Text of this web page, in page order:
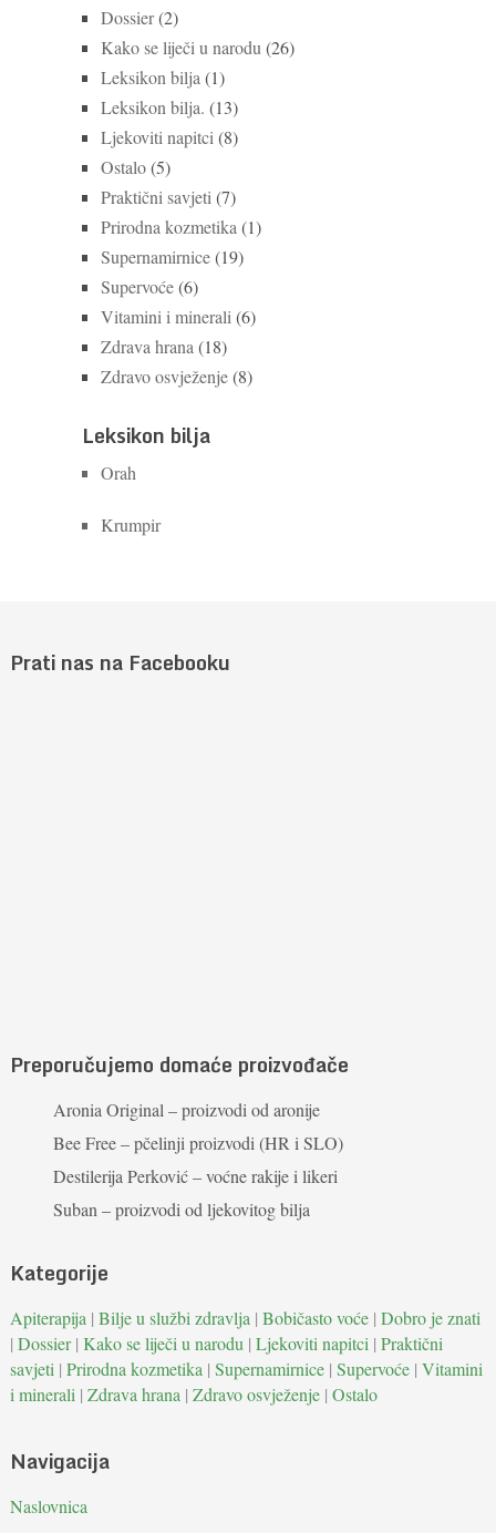
Dossier(2)
Kako se liječi u narodu (26)
Leksikon bilja (1)
Leksikon bilja. (13)
Ljekoviti napitci (8)
Ostalo(5)
Praktični savjeti (7)
Prirodna kozmetika (1)
Supernamirnice(19)
Supervoće(6)
Vitamini i minerali (6)
Zdrava hrana (18)
Zdravo osvježenje(8)
Leksikon bilja
Orah
Krumpir
Prati nas na Facebooku
Preporučujemo domaće proizvođače
Aronia Original – proizvodi od aronije
Bee Free – pčelinji proizvodi (HR i SLO)
Destilerija Perković – voćne rakije i likeri
Suban – proizvodi od ljekovitog bilja
Kategorije
Apiterapija | Bilje u službi zdravlja | Bobičasto voće| Dobro je znati
| Dossier| Kako se liječi u narodu | Ljekoviti napitci | Praktični
savjeti | Prirodna kozmetika | Supernamirnice| Supervoće| Vitamini
i minerali | Zdrava hrana | Zdravo osvježenje| Ostalo
Navigacija
Naslovnica